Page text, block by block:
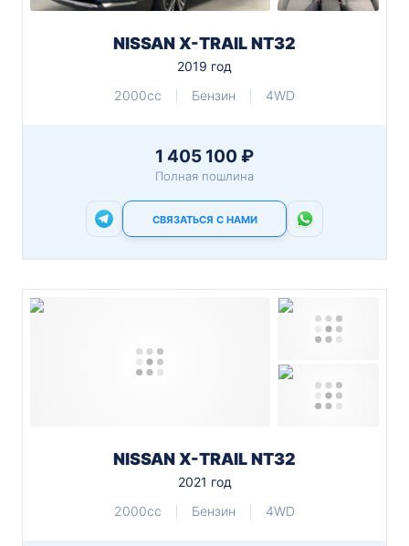
NISSAN X-TRAIL NT32
2019 год
2000cc
Бензин 4WD
1 405 100 ₽
Полная пошлина
СВЯЗАТЬСЯ С НАМИ
NISSAN X-TRAIL NT32
2021 год
2000cc
Бензин 4WD